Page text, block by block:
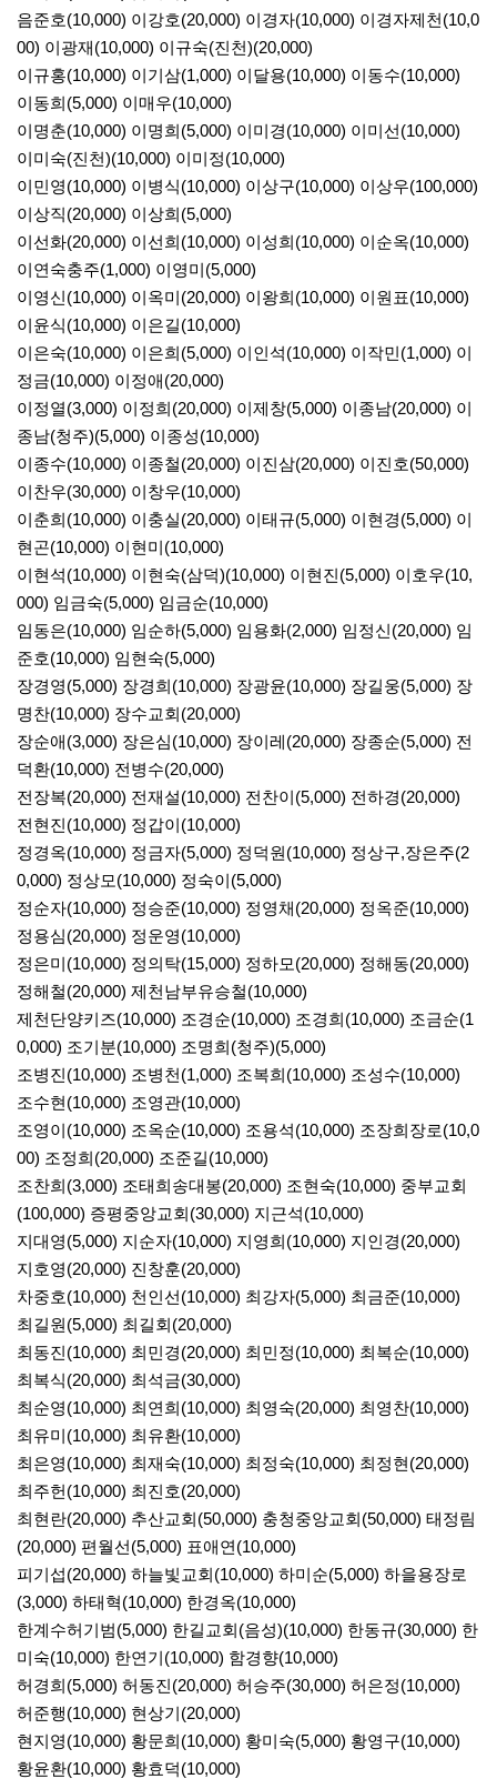
음준호(10,000) 이강호(20,000) 이경자(10,000) 이경자제천(10,0
00) 이광재(10,000) 이규숙(진천)(20,000)
이규홍(10,000) 이기삼(1,000) 이달용(10,000) 이동수(10,000)
이동희(5,000) 이매우(10,000)
이명춘(10,000) 이명희(5,000) 이미경(10,000) 이미선(10,000)
이미숙(진천)(10,000) 이미정(10,000)
이민영(10,000) 이병식(10,000) 이상구(10,000) 이상우(100,000)
이상직(20,000) 이상희(5,000)
이선화(20,000) 이선희(10,000) 이성희(10,000) 이순옥(10,000)
이연숙충주(1,000) 이영미(5,000)
이영신(10,000) 이옥미(20,000) 이왕희(10,000) 이원표(10,000)
이윤식(10,000) 이은길(10,000)
이은숙(10,000) 이은희(5,000) 이인석(10,000) 이작민(1,000) 이
정금(10,000) 이정애(20,000)
이정열(3,000) 이정희(20,000) 이제창(5,000) 이종남(20,000) 이
종남(청주)(5,000) 이종성(10,000)
이종수(10,000) 이종철(20,000) 이진삼(20,000) 이진호(50,000)
이찬우(30,000) 이창우(10,000)
이춘희(10,000) 이충실(20,000) 이태규(5,000) 이현경(5,000) 이
현곤(10,000) 이현미(10,000)
이현석(10,000) 이현숙(삼덕)(10,000) 이현진(5,000) 이호우(10,
000) 임금숙(5,000) 임금순(10,000)
임동은(10,000) 임순하(5,000) 임용화(2,000) 임정신(20,000) 임
준호(10,000) 임현숙(5,000)
장경영(5,000) 장경희(10,000) 장광윤(10,000) 장길웅(5,000) 장
명찬(10,000) 장수교회(20,000)
장순애(3,000) 장은심(10,000) 장이레(20,000) 장종순(5,000) 전
덕환(10,000) 전병수(20,000)
전장복(20,000) 전재설(10,000) 전찬이(5,000) 전하경(20,000)
전현진(10,000) 정갑이(10,000)
정경옥(10,000) 정금자(5,000) 정덕원(10,000) 정상구,장은주(2
0,000) 정상모(10,000) 정숙이(5,000)
정순자(10,000) 정승준(10,000) 정영채(20,000) 정옥준(10,000)
정용심(20,000) 정운영(10,000)
정은미(10,000) 정의탁(15,000) 정하모(20,000) 정해동(20,000)
정해철(20,000) 제천남부유승철(10,000)
제천단양키즈(10,000) 조경순(10,000) 조경희(10,000) 조금순(1
0,000) 조기분(10,000) 조명희(청주)(5,000)
조병진(10,000) 조병천(1,000) 조복희(10,000) 조성수(10,000)
조수현(10,000) 조영관(10,000)
조영이(10,000) 조옥순(10,000) 조용석(10,000) 조장희장로(10,0
00) 조정희(20,000) 조준길(10,000)
조찬희(3,000) 조태희송대봉(20,000) 조현숙(10,000) 중부교회
(100,000) 증평중앙교회(30,000) 지근석(10,000)
지대영(5,000) 지순자(10,000) 지영희(10,000) 지인경(20,000)
지호영(20,000) 진창훈(20,000)
차중호(10,000) 천인선(10,000) 최강자(5,000) 최금준(10,000)
최길원(5,000) 최길회(20,000)
최동진(10,000) 최민경(20,000) 최민정(10,000) 최복순(10,000)
최복식(20,000) 최석금(30,000)
최순영(10,000) 최연희(10,000) 최영숙(20,000) 최영찬(10,000)
최유미(10,000) 최유환(10,000)
최은영(10,000) 최재숙(10,000) 최정숙(10,000) 최정현(20,000)
최주헌(10,000) 최진호(20,000)
최현란(20,000) 추산교회(50,000) 충청중앙교회(50,000) 태정림
(20,000) 편월선(5,000) 표애연(10,000)
피기섭(20,000) 하늘빛교회(10,000) 하미순(5,000) 하을용장로
(3,000) 하태혁(10,000) 한경옥(10,000)
한계수허기범(5,000) 한길교회(음성)(10,000) 한동규(30,000) 한
미숙(10,000) 한연기(10,000) 함경향(10,000)
허경희(5,000) 허동진(20,000) 허승주(30,000) 허은정(10,000)
허준행(10,000) 현상기(20,000)
현지영(10,000) 황문희(10,000) 황미숙(5,000) 황영구(10,000)
황윤환(10,000) 황효덕(10,000)